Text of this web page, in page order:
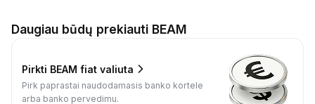
Daugiau būdų prekiauti BEAM
Pirkti BEAM fiat valiuta
Pirk paprastai naudodamasis banko kortele
arba banko pervedimu.